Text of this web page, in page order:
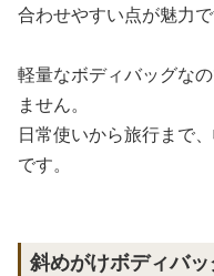
合わせやすい点が魅力で
軽量なボディバッグな
ません。
日常使いから旅行まで
です。
斜めがけボディバ